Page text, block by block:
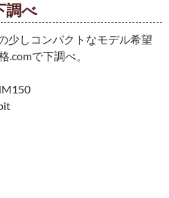
調べ
少しコンパクトなモデル希望
.comで下調べ。